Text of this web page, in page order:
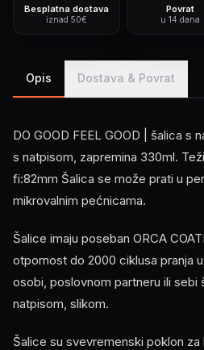
Besplatna dostava
iznad 50€
Povrat
u 14 dana
Opis Dostava & Povrat
DO GOOD FEEL GOOD | šalica s
s natpisom, zapremina 330ml.
fi:82mm Šalica se može prati u
mikrovalnim pećnicama.
Šalice imaju poseban ORCA
otpornost do 2000 ciklusa pranja
osobi, poslovnom partneru ili sebi
natpisom, slikom.
Šalice su svevremenski poklon za